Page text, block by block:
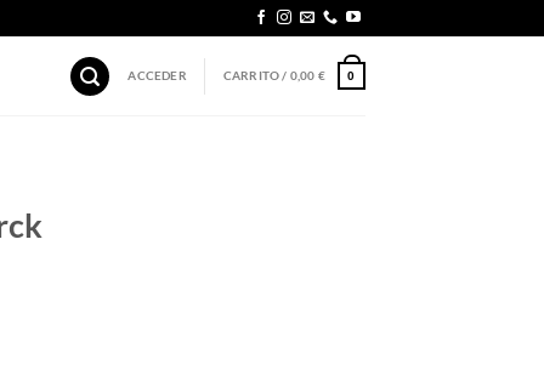
ACCEDER CARRITO / 0,00 € 0